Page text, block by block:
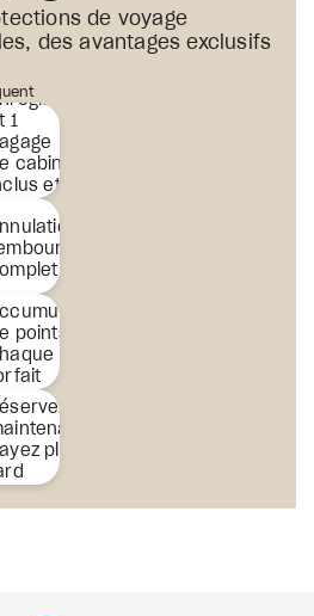
de voyage
des avantages exclusifs
1
cabine
et
avec
points sur
plus